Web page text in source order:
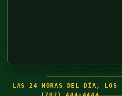
LAS 24 HORAS DEL DÍA, LOS